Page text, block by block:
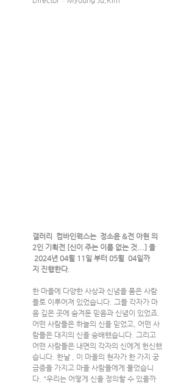
갤러리  컴바인웍스는  정소윤 &전 아현 의
2인 기획전 [신이 주는 이름 없는 것...] 을
2024년 04월 11일 부터 05월  04일까
지 진행한다.
한 마을에 다양한 사상과 신념을 품은 사람
들로 이루어져 있었습니다. 그들 각자가 마
음 깊은 곳에 숨겨둔 믿음과 신념이 있었죠.
어떤 사람들은 하늘의 신을 믿었고, 어떤 사
람들은 대지의 신을 숭배했습니다. 그리고
어떤 사람들은 내면의 각자의 신에게 헌신했
습니다. 한날 , 이 마을의 현자가 한 가지 궁
금증을 가지고 마을 사람들에게 물었습니
다. "우리는 어떻게 신을 정의할 수 있을까